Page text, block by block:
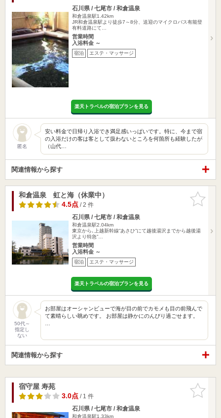
石川県 / 七尾市 / 和倉温泉
和倉温泉駅1.42km
JR和倉温泉駅より徒歩7～8分、送迎のマイクロバス有能登
有料道路にて…
営業時間
入浴料金 ～
宿泊 エステ・マッサージ
楽天トラベルの宿泊プランを見る
匿名
安い料金で日帰り入浴でき満足感いっぱいです。特に、今まで宿
の入浴だけの客は客として扱わないところを何箇所も経験したが
（山代…
関連情報から探す
お気に入
りに追加
和倉温泉 虹と海（休業中）
4.5点/ 2 件
石川県 / 七尾市 / 和倉温泉
和倉温泉駅2.04km
東京から､上越新幹線”あさひ”にて越後湯沢までから越後湯
沢より特急”…
営業時間
入浴料金 ～
宿泊 エステ・マッサージ
楽天トラベルの宿泊プランを見る
50代～
指定し
ない
お部屋はオーシャンビューで海が目の前でカモメも目の前飛んで
て素晴らしい眺めです。 お部屋は静かにのんびり過ごせます。
関連情報から探す
お気に入
りに追加
宿守屋 寿苑
3.0点/ 1 件
石川県 / 七尾市 / 和倉温泉
和倉温泉駅1.33km